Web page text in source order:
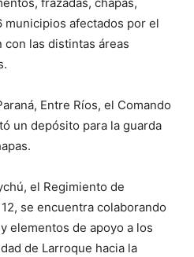
municipios afectados por el
las distintas áreas
Entre Ríos, el Comando
un depósito para la guarda
el Regimiento de
se encuentra colaborando
elementos de apoyo a los
de Larroque hacia la